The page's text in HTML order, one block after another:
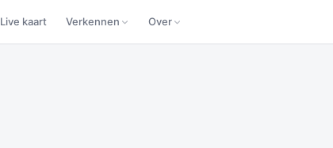
Live kaart Verkennen Over